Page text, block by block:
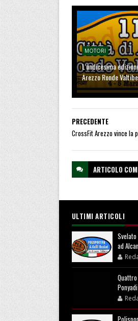
MOTORI
L’undicesima
Arezzo Ronde
PRECEDENTE
CrossFit Arezzo vince la
ARTICOLO
ULTIMI ARTICOLI
ad
Ponyadi